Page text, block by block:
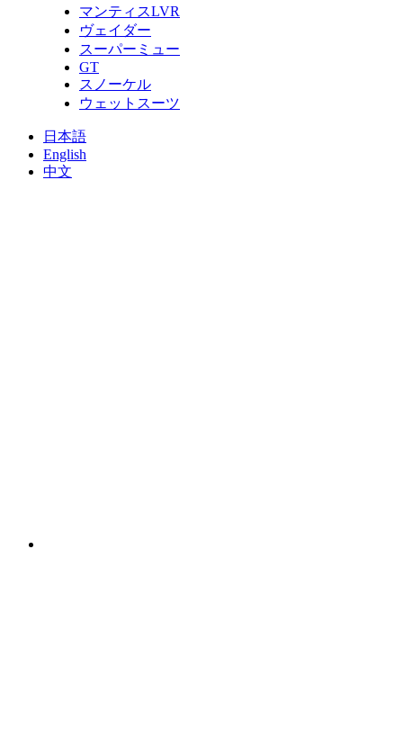
マンティスLVR
ヴェイダー
スーパーミュー
GT
スノーケル
ウェットスーツ
日本語
English
中文